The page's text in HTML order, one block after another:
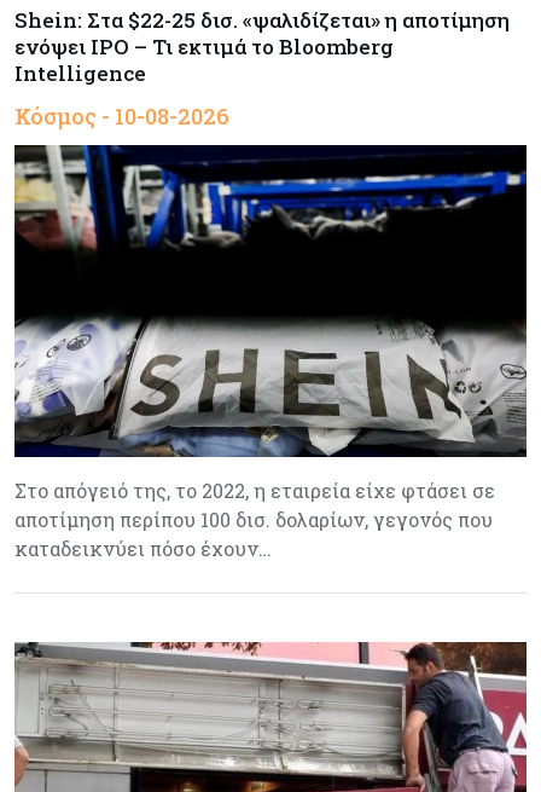
Shein: Στα $22-25 δισ. «ψαλιδίζεται» η αποτίμηση
ενόψει IPO – Τι εκτιμά το Bloomberg
Intelligence
Κόσμος - 10-08-2026
Στο απόγειό της, το 2022, η εταιρεία είχε φτάσει σε
αποτίμηση περίπου 100 δισ. δολαρίων, γεγονός που
καταδεικνύει πόσο έχουν…